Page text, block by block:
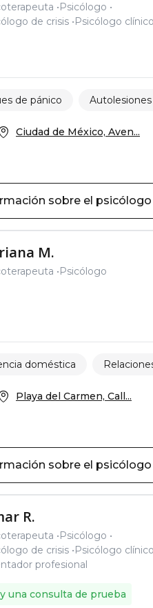
Psicólogo
de crisis Psicólogo clínico
de pánico Autolesiones
Ciudad de México, Aven...
sobre el psicólogo
M.
Psicólogo
doméstica
Playa del Carmen, Call...
sobre el psicólogo
R.
Psicólogo
de crisis Psicólogo clínico
profesional
una consulta de prueba